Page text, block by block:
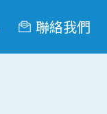
聯絡我們